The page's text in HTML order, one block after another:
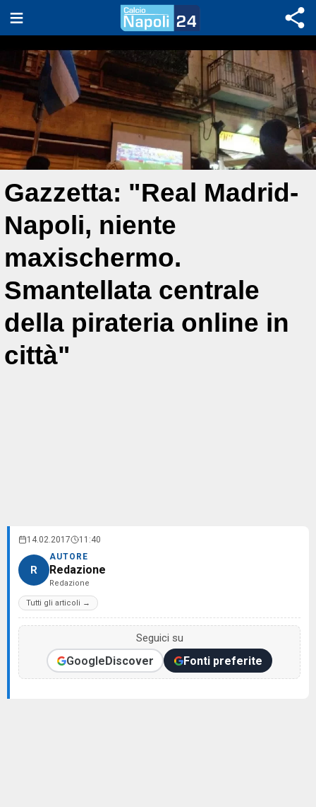
Gazzetta: "Real Madrid-
Napoli, niente
maxischermo.
Smantellata centrale
della pirateria online in
città"
14.02.2017 11:40
R
AUTORE
Redazione
Redazione
Tutti gli articoli →
Seguici su
GoogleDiscover Fonti preferite